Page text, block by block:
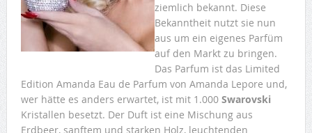
ziemlich bekannt. Diese
Bekanntheit nutzt sie nun
aus um ein eigenes Parfüm
auf den Markt zu bringen.
Das Parfum ist das Limited
Edition Amanda Eau de Parfum von Amanda Lepore und,
wer hätte es anders erwartet, ist mit 1.000 Swarovski
Kristallen besetzt. Der Duft ist eine Mischung aus
Erdbeer, sanftem und starken Holz, leuchtenden